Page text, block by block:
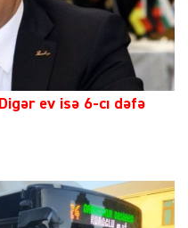
Digər ev isə 6-cı dəfə